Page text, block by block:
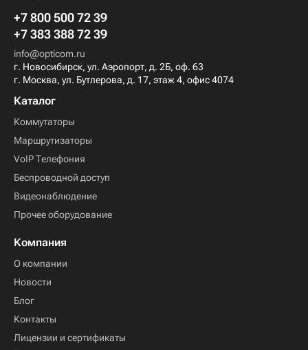
+7 800 500 72 39
+7 383 388 72 39
info@opticom.ru
г. Новосибирск, ул. Аэропорт, д. 2Б, оф. 63
г. Москва, ул. Бутлерова, д. 17, этаж 4, офис 4074
Каталог
Коммутаторы
Маршрутизаторы
VoIP Телефония
Беспроводной доступ
Видеонаблюдение
Прочее оборудование
Компания
О компании
Новости
Блог
Контакты
Лицензии и сертификаты